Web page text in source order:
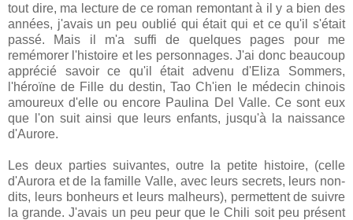
tout dire, ma lecture de ce roman remontant à il y a bien des
années, j'avais un peu oublié qui était qui et ce qu'il s'était
passé. Mais il m'a suffi de quelques pages pour me
remémorer l'histoire et les personnages. J'ai donc beaucoup
apprécié savoir ce qu'il était advenu d'Eliza Sommers,
l'héroïne de Fille du destin, Tao Ch'ien le médecin chinois
amoureux d'elle ou encore Paulina Del Valle. Ce sont eux
que l'on suit ainsi que leurs enfants, jusqu'à la naissance
d'Aurore.
Les deux parties suivantes, outre la petite histoire, (celle
d'Aurora et de la famille Valle, avec leurs secrets, leurs non-
dits, leurs bonheurs et leurs malheurs), permettent de suivre
la grande. J'avais un peu peur que le Chili soit peu présent